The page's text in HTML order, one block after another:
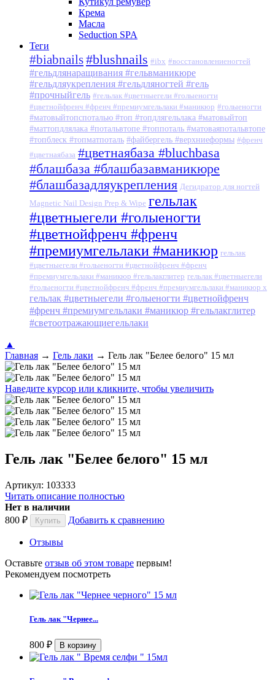
Крема
Масла
Seduction SPA
Теги
#biabnails#blushnails #ibx #восстановлениеногтей
#гельдлянаращивания #гельвманикюре
#гельдляукрепления #гельдляногтей #гель
#прочныйгель #гельлак #цветныегели #голыеногти
#цветнойфренч #френч #премиумгельлаки #маникюр #голыеногти
#матовыйтопспоталью #топ #топдлягельлака #матовыйтоп
#маттопдлялака #потальвтопе #топпоталь #матоваяпотальвтопе
#топблеск #топматпоталь #файбергель #верхниеформы #френч
#цветнаябаза #цветнаябаза #bluchbasa
#блашбаза #блашбазавманикюре
#блашбазадляукрепления Дегидратор для ногтей
Magnetic Nail Design Prep & Wipe гельлак
#цветныегели #голыеногти
#цветнойфренч #френч
#премиумгельлаки #маникюр гельлак
#цветныегели #голыеногти #цветнойфренч #френч
#премиумгельлаки #маникюр #гельлакглитер гельлак #цветныегели
#голыеногти #цветнойфренч #френч #премиумгельлаки #маникюр x
гельлак #цветныегели #голыеногти #цветнойфренч
#френч #премиумгельлаки #маникюр #гельлакглитер
#светоотражающиегельлаки
▲
Главная → Гель лаки → Гель лак "Белее белого" 15 мл
Наведите курсор или кликните, чтобы увеличить
Гель лак "Белее белого" 15 мл
Артикул: 103333
Читать описание полностью
Нет в наличии
800 ₽ Добавить к сравнению
Отзывы
Оставьте отзыв об этом товаре первым!
Рекомендуем посмотреть
Гель лак "Чернее...
800 ₽